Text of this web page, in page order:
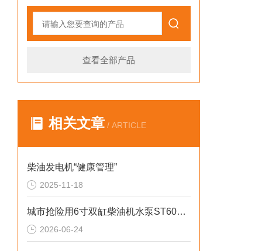
查看全部产品
相关文章 / ARTICLE
柴油发电机“健康管理”
2025-11-18
城市抢险用6寸双缸柴油机水泵ST60DS产品介绍
2026-06-24